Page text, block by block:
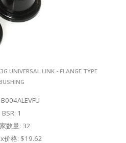
UNIVERSAL LINK - FLANGE TYPE
BSR: 1
数量: 32
价格: $19.62